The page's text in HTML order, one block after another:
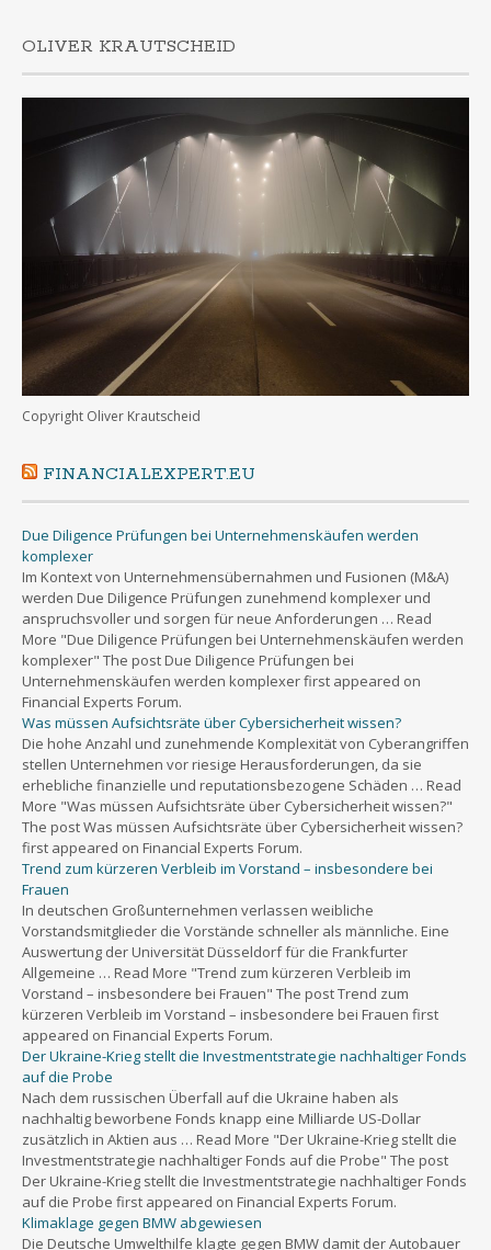
OLIVER KRAUTSCHEID
Copyright Oliver Krautscheid
FINANCIALEXPERT.EU
Due Diligence Prüfungen bei Unternehmenskäufen werden
komplexer
Im Kontext von Unternehmensübernahmen und Fusionen (M&A)
werden Due Diligence Prüfungen zunehmend komplexer und
anspruchsvoller und sorgen für neue Anforderungen … Read
More "Due Diligence Prüfungen bei Unternehmenskäufen werden
komplexer" The post Due Diligence Prüfungen bei
Unternehmenskäufen werden komplexer first appeared on
Financial Experts Forum.
Was müssen Aufsichtsräte über Cybersicherheit wissen?
Die hohe Anzahl und zunehmende Komplexität von Cyberangriffen
stellen Unternehmen vor riesige Herausforderungen, da sie
erhebliche finanzielle und reputationsbezogene Schäden … Read
More "Was müssen Aufsichtsräte über Cybersicherheit wissen?"
The post Was müssen Aufsichtsräte über Cybersicherheit wissen?
first appeared on Financial Experts Forum.
Trend zum kürzeren Verbleib im Vorstand – insbesondere bei
Frauen
In deutschen Großunternehmen verlassen weibliche
Vorstandsmitglieder die Vorstände schneller als männliche. Eine
Auswertung der Universität Düsseldorf für die Frankfurter
Allgemeine … Read More "Trend zum kürzeren Verbleib im
Vorstand – insbesondere bei Frauen" The post Trend zum
kürzeren Verbleib im Vorstand – insbesondere bei Frauen first
appeared on Financial Experts Forum.
Der Ukraine-Krieg stellt die Investmentstrategie nachhaltiger Fonds
auf die Probe
Nach dem russischen Überfall auf die Ukraine haben als
nachhaltig beworbene Fonds knapp eine Milliarde US-Dollar
zusätzlich in Aktien aus … Read More "Der Ukraine-Krieg stellt die
Investmentstrategie nachhaltiger Fonds auf die Probe" The post
Der Ukraine-Krieg stellt die Investmentstrategie nachhaltiger Fonds
auf die Probe first appeared on Financial Experts Forum.
Klimaklage gegen BMW abgewiesen
Die Deutsche Umwelthilfe klagte gegen BMW damit der Autobauer